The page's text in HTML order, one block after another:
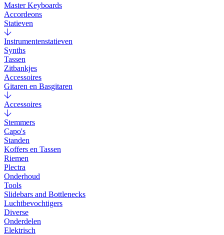
Master Keyboards
Accordeons
Statieven
Instrumentenstatieven
Synths
Tassen
Zitbankjes
Accessoires
Gitaren en Basgitaren
Accessoires
Stemmers
Capo's
Standen
Koffers en Tassen
Riemen
Plectra
Onderhoud
Tools
Slidebars and Bottlenecks
Luchtbevochtigers
Diverse
Onderdelen
Elektrisch